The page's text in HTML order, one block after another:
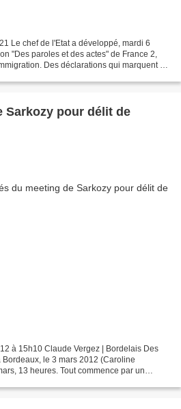
Le chef de l'Etat a développé, mardi 6
"Des paroles et des actes" de France 2,
Des déclarations qui marquent un
Sarkozy pour délit de
à 15h10 Claude Vergez | Bordelais Des
le 3 mars 2012 (Caroline
13 heures. Tout commence par un